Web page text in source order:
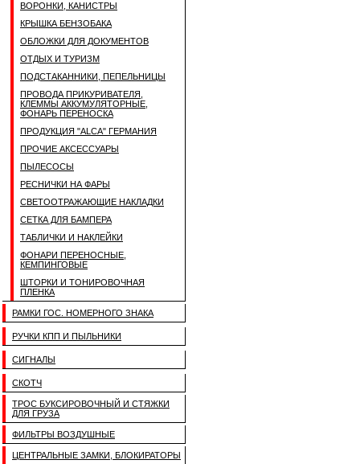
ВОРОНКИ, КАНИСТРЫ
КРЫШКА БЕНЗОБАКА
ОБЛОЖКИ ДЛЯ ДОКУМЕНТОВ
ОТДЫХ И ТУРИЗМ
ПОДСТАКАННИКИ, ПЕПЕЛЬНИЦЫ
ПРОВОДА ПРИКУРИВАТЕЛЯ,
КЛЕММЫ АККУМУЛЯТОРНЫЕ,
ФОНАРЬ ПЕРЕНОСКА
ПРОДУКЦИЯ "ALCA" ГЕРМАНИЯ
ПРОЧИЕ АКСЕССУАРЫ
ПЫЛЕСОСЫ
РЕСНИЧКИ НА ФАРЫ
СВЕТООТРАЖАЮЩИЕ НАКЛАДКИ
СЕТКА ДЛЯ БАМПЕРА
ТАБЛИЧКИ И НАКЛЕЙКИ
ФОНАРИ ПЕРЕНОСНЫЕ,
КЕМПИНГОВЫЕ
ШТОРКИ И ТОНИРОВОЧНАЯ
ПЛЕНКА
РАМКИ ГОС. НОМЕРНОГО ЗНАКА
РУЧКИ КПП И ПЫЛЬНИКИ
СИГНАЛЫ
СКОТЧ
ТРОС БУКСИРОВОЧНЫЙ И СТЯЖКИ
ДЛЯ ГРУЗА
ФИЛЬТРЫ ВОЗДУШНЫЕ
ЦЕНТРАЛЬНЫЕ ЗАМКИ, БЛОКИРАТОРЫ